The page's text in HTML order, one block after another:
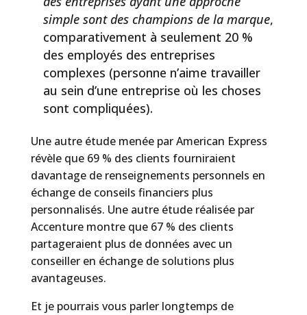
simple sont des champions de la marque,
comparativement à seulement 20 %
des employés des entreprises
complexes (personne n’aime travailler
au sein d’une entreprise où les choses
sont compliquées).
Une autre étude menée par American Express
révèle que 69 % des clients fourniraient
davantage de renseignements personnels en
échange de conseils financiers plus
personnalisés. Une autre étude réalisée par
Accenture montre que 67 % des clients
partageraient plus de données avec un
conseiller en échange de solutions plus
avantageuses.
Et je pourrais vous parler longtemps de